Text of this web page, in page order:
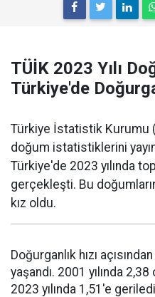
TÜİK 2023 Yılı
Türkiye'de
Türkiye İstatistik Kurumu
doğum istatistiklerini
Türkiye'de 2023 yılında
gerçekleşti. Bu
kız oldu.
Doğurganlık hızı
yaşandı. 2001 yılında
2023 yılında 1,51'e